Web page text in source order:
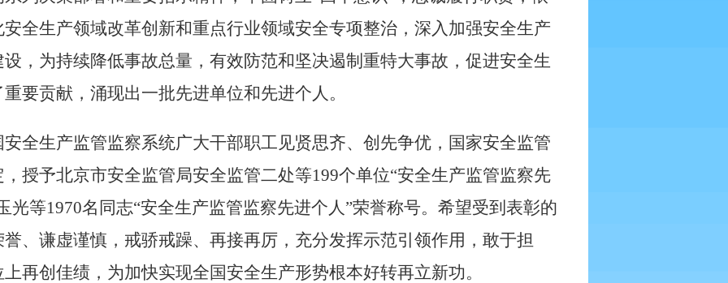
全生产领域改革创新和重点行业领域安全专项整治，深入加强安全生产
，为持续降低事故总量，有效防范和坚决遏制重特大事故，促进安全生
要贡献，涌现出一批先进单位和先进个人。
全生产监管监察系统广大干部职工见贤思齐、创先争优，国家安全监管
授予北京市安全监管局安全监管二处等199个单位“安全生产监管监察先
光等1970名同志“安全生产监管监察先进个人”荣誉称号。希望受到表彰的
、谦虚谨慎，戒骄戒躁、再接再厉，充分发挥示范引领作用，敢于担
再创佳绩，为加快实现全国安全生产形势根本好转再立新功。